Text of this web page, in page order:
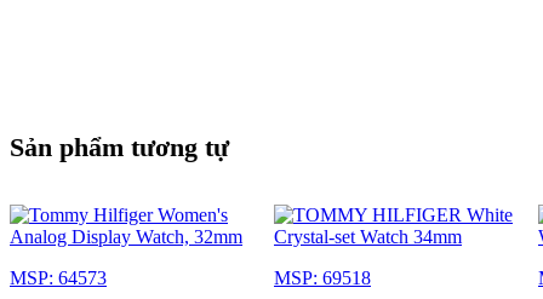
Sản phẩm tương tự
MSP: 64573
MSP: 69518